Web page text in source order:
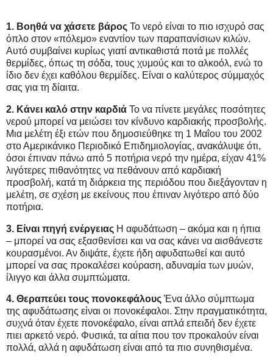
1. Βοηθά να χάσετε βάρος Το νερό είναι το πιο ισχυρό σας
όπλο στον «πόλεμο» εναντίον των παραπανίσιων κιλών.
Αυτό συμβαίνει κυρίως γιατί αντικαθιστά ποτά με πολλές
θερμίδες, όπως τη σόδα, τους χυμούς και το αλκοόλ, ενώ το
ίδιο δεν έχει καθόλου θερμίδες. Είναι ο καλύτερος σύμμαχός
σας για τη δίαιτα.
2. Κάνει καλό στην καρδιά Το να πίνετε μεγάλες ποσότητες
νερού μπορεί να μειώσει τον κίνδυνο καρδιακής προσβολής.
Μια μελέτη έξι ετών που δημοσιεύθηκε τη 1 Μαΐου του 2002
στο Αμερικάνικο Περιοδικό Επιδημιολογίας, ανακάλυψε ότι,
όσοι έπιναν πάνω από 5 ποτήρια νερό την ημέρα, είχαν 41%
λιγότερες πιθανότητες να πεθάνουν από καρδιακή
προσβολή, κατά τη διάρκεια της περιόδου που διεξάγονταν η
μελέτη, σε σχέση με εκείνους που έπιναν λιγότερο από δύο
ποτήρια.
3. Είναι πηγή ενέργειας Η αφυδάτωση – ακόμα και η ήπια
– μπορεί να σας εξασθενίσει και να σας κάνει να αισθάνεστε
κουρασμένοι. Αν διψάτε, έχετε ήδη αφυδατωθεί και αυτό
μπορεί να σας προκαλέσει κούραση, αδυναμία των μυών,
ίλιγγο και άλλα συμπτώματα.
4. Θεραπεύει τους πονοκεφάλους Ένα άλλο σύμπτωμα
της αφυδάτωσης είναι οι πονοκέφαλοι. Στην πραγματικότητα,
συχνά όταν έχετε πονοκέφαλο, είναι απλά επειδή δεν έχετε
πιει αρκετό νερό. Φυσικά, τα αίτια που τον προκαλούν είναι
πολλά, αλλά η αφυδάτωση είναι από τα πιο συνηθισμένα.